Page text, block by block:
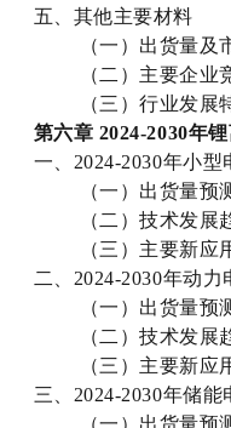
五、其他主要材料
（一）出货量及
（二）主要企业
（三）行业发展
第六章 2024-2030年
一、2024-2030年小型
（一）出货量预
（二）技术发展
（三）主要新
二、2024-2030年动力
（一）出货量预
（二）技术发展
（三）主要新
三、2024-2030年储能
（一）出货量预